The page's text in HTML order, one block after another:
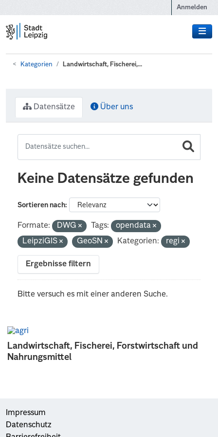
Anmelden
Kategorien Landwirtschaft, Fischerei,...
Landwirtschaft, Fischerei, Forstwirtschaft und
Nahrungsmittel
Datensätze Über uns
Keine Datensätze gefunden
Sortieren nach
Formate: DWG Tags:
opendata
LeipziGIS
GeoSN Kategorien: regi
Ergebnisse filtern
Bitte versuch es mit einer anderen Suche.
Impressum
Datenschutz